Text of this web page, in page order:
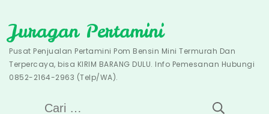
to
content
Juragan Pertamini
Pusat Penjualan Pertamini Pom Bensin Mini Termurah Dan
Terpercaya, bisa KIRIM BARANG DULU. Info Pemesanan Hubungi
0852-2164-2963 (Telp/WA).
Cari